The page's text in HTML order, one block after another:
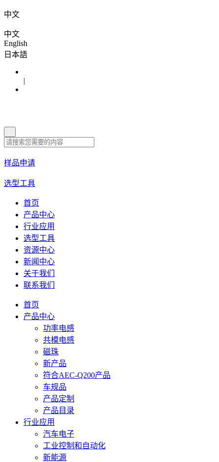
中文
中文
English
日本語
|
样品申请
选型工具
首页
产品中心
行业应用
选型工具
资源中心
新闻中心
关于我们
联系我们
首页
产品中心
功率电感
共模电感
磁珠
新产品
符合AEC-Q200产品
车规品
产品定制
产品目录
行业应用
汽车电子
工业控制和自动化
新能源